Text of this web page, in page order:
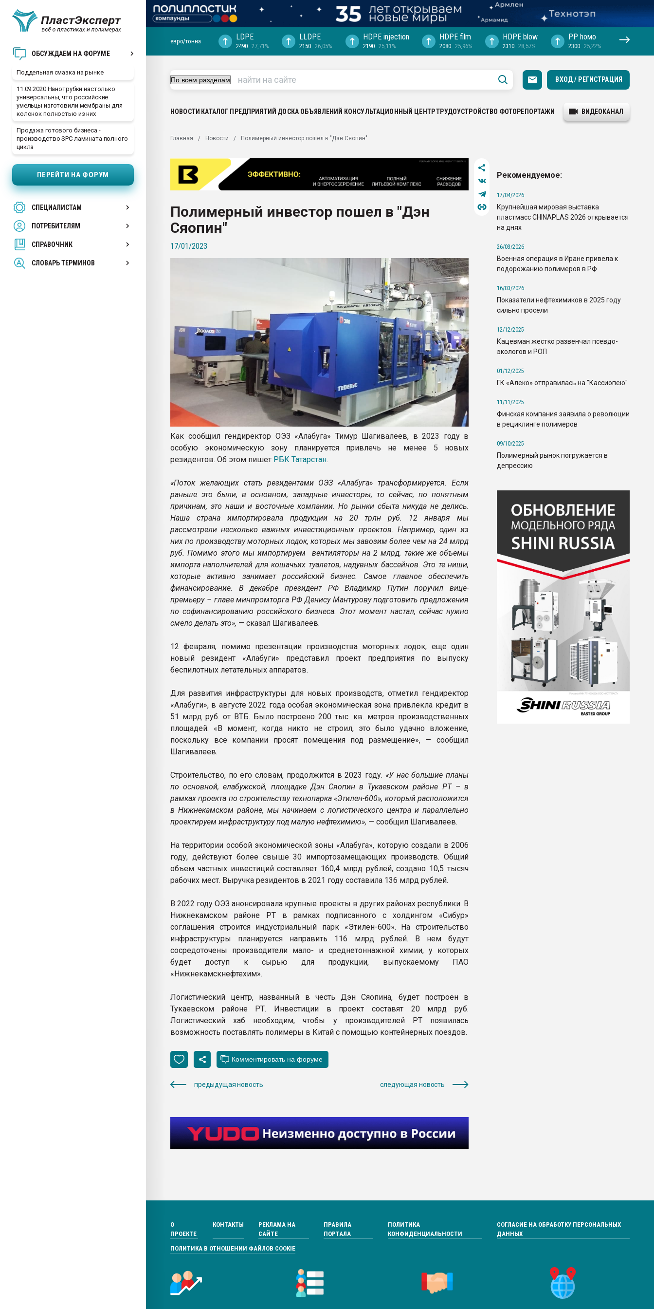
ОБСУЖДАЕМ НА ФОРУМЕ
Поддельная смазка на рынке
11.09.2020 Нанотрубки настолько
универсальны, что российские
умельцы изготовили мембраны для
колонок полностью из них
Продажа готового бизнеса -
производство SPC ламината полного
цикла
ПЕРЕЙТИ НА ФОРУМ
СПЕЦИАЛИСТАМ
ПОТРЕБИТЕЛЯМ
СПРАВОЧНИК
СЛОВАРЬ ТЕРМИНОВ
ближайшее подмосковье, с.-в.
Подмосковье, Москва
первый план в переработке
28.07.2026 "Технониколь" довольна
Всё, что касается выдува ПЭТ
Материал поверхности пуансона для
Продам отходы Композиция
поликарбоната и АБС-пластика
Armaloy PC/ABS-1IM черный цвет
евро/тонна LDPE
2490 27,71%
LLDPE
2150 26,05%
HDPE injection
2190 25,11%
HDPE film
2080 25,96%
HDPE blow
2310 28,57%
PP hомо
2300 25,22%
ВХОД / РЕГИСТРАЦИЯ
НОВОСТИ КАТАЛОГ ПРЕДПРИЯТИЙ ДОСКА ОБЪЯВЛЕНИЙ КОНСУЛЬТАЦИОННЫЙ ЦЕНТРТРУДОУСТРОЙСТВО ФОТОРЕПОРТАЖИ ВИДЕОКАНАЛ
Главная Новости Полимерный инвестор пошел в "Дэн Сяопин"
Полимерный инвестор пошел в "Дэн
Сяопин"
17/01/2023
Как сообщил гендиректор ОЭЗ «Алабуга» Тимур Шагивалеев, в 2023 году в
особую экономическую зону планируется привлечь не менее 5 новых
резидентов. Об этом пишет РБК Татарстан.
«Поток желающих стать резидентами ОЭЗ «Алабуга» трансформируется. Если
раньше это были, в основном, западные инвесторы, то сейчас, по понятным
причинам, это наши и восточные компании. Но рынки сбыта никуда не делись.
Наша страна импортировала продукции на 20 трлн руб. 12 января мы
рассмотрели несколько важных инвестиционных проектов. Например, один из
них по производству моторных лодок, которых мы завозим более чем на 24 млрд
руб. Помимо этого мы импортируем вентиляторы на 2 млрд, такие же объемы
импорта наполнителей для кошачьих туалетов, надувных бассейнов. Это те ниши,
которые активно занимает российский бизнес. Самое главное обеспечить
финансирование. В декабре президент РФ Владимир Путин поручил вице-
премьеру – главе минпромторга РФ Денису Мантурову подготовить предложения
по софинансированию российского бизнеса. Этот момент настал, сейчас нужно
смело делать это», — сказал Шагивалеев.
12 февраля, помимо презентации производства моторных лодок, еще один
новый резидент «Алабуги» представил проект предприятия по выпуску
беспилотных летательных аппаратов.
Для развития инфраструктуры для новых производств, отметил гендиректор
«Алабуги», в августе 2022 года особая экономическая зона привлекла кредит в
51 млрд руб. от ВТБ. Было построено 200 тыс. кв. метров производственных
площадей. «В момент, когда никто не строил, это было удачно вложение,
поскольку все компании просят помещения под размещение», — сообщил
Шагивалеев.
Строительство, по его словам, продолжится в 2023 году. «У нас большие планы
по основной, елабужской, площадке Дэн Сяопин в Тукаевском районе РТ – в
рамках проекта по строительству технопарка «Этилен-600», который расположится
в Нижнекамском районе, мы начинаем с логистического центра и параллельно
проектируем инфраструктуру под малую нефтехимию», — сообщил Шагивалеев.
На территории особой экономической зоны «Алабуга», которую создали в 2006
году, действуют более свыше 30 импортозамещающих производств. Общий
объем частных инвестиций составляет 160,4 млрд рублей, создано 10,5 тысяч
рабочих мест. Выручка резидентов в 2021 году составила 136 млрд рублей.
В 2022 году ОЭЗ анонсировала крупные проекты в других районах республики. В
Нижнекамском районе РТ в рамках подписанного с холдингом «Сибур»
соглашения строится индустриальный парк «Этилен-600». На строительство
инфраструктуры планируется направить 116 млрд рублей. В нем будут
сосредоточены производители мало- и среднетоннажной химии, у которых
будет доступ к сырью для продукции, выпускаемому ПАО
«Нижнекамскнефтехим».
Логистический центр, названный в честь Дэн Сяопина, будет построен в
Тукаевском районе РТ. Инвестиции в проект составят 20 млрд руб.
Логистический хаб необходим, чтобы у производителей РТ появилась
возможность поставлять полимеры в Китай с помощью контейнерных поездов.
предыдущая новость следующая новость
Рекомендуемое:
17/04/2026
Крупнейшая мировая выставка
пластмасс CHINAPLAS 2026 открывается
на днях
26/03/2026
Военная операция в Иране привела к
подорожанию полимеров в РФ
16/03/2026
Показатели нефтехимиков в 2025 году
сильно просели
12/12/2025
Кацевман жестко развенчал псевдо-
экологов и РОП
01/12/2025
ГК «Алеко» отправилась на "Кассиопею"
11/11/2025
Финская компания заявила о революции
в рециклинге полимеров
09/10/2025
Полимерный рынок погружается в
депрессию
О
ПРОЕКТЕ
КОНТАКТЫ
РЕКЛАМА НА
САЙТЕ
ПРАВИЛА
ПОРТАЛА
ПОЛИТИКА
КОНФИДЕНЦИАЛЬНОСТИ
СОГЛАСИЕ НА ОБРАБОТКУ ПЕРСОНАЛЬНЫХ
ДАННЫХ
ПОЛИТИКА В ОТНОШЕНИИ ФАЙЛОВ COOKIE